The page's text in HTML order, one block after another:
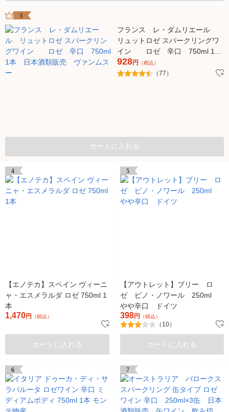
3
フランス レ・ダムリエール
リュットロゼ スパークリングワ
イン ロゼ 辛口 750ml 1
本 日本酒類販売 ヴァンムス
ー
928円 （税込）
（77）
カートに入れる
4
【エノテカ】スペイン ヴィーニ
ャ・エスメラルダ ロゼ 750ml 1
本
1,470円 （税込）
カートに入れる
5
【アウトレット】ブリー ロ
ゼ ピノ・ノワール 250ml
やや辛口 ドイツ
398円 （税込）
（10）
カートに入れる
6 7